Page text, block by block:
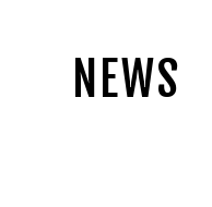
NEWS